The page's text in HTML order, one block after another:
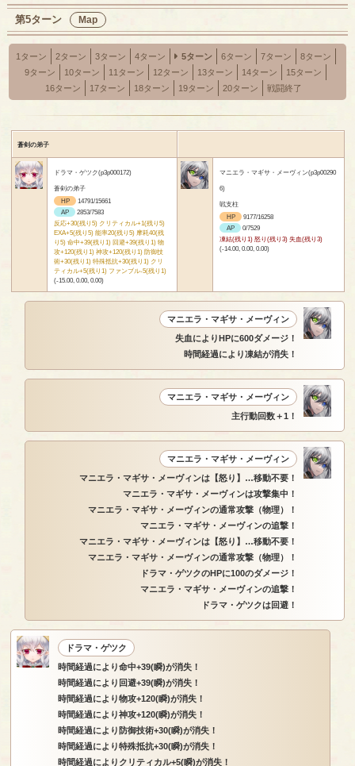
第5ターン Map
1ターン 2ターン 3ターン 4ターン 5ターン 6ターン 7ターン
8ターン
9ターン
10ターン 11ターン 12ターン 13ターン 14ターン
15ターン
16ターン
17ターン 18ターン 19ターン 20ターン 戦闘終了
蒼剣の弟子
ドラマ・ゲツク(p3p000172)
蒼剣の弟子
HP
14791/15661
AP
2853/7583
反応+30(残り5) クリティカル+1(残り5)
EXA+5(残り5) 能率20(残り5) 摩耗40(残
り5) 命中+39(残り1) 回避+39(残り1) 物
攻+120(残り1) 神攻+120(残り1) 防御技
術+30(残り1) 特殊抵抗+30(残り1) クリ
ティカル+5(残り1) ファンブル-5(残り1)
(-15.00, 0.00, 0.00)
マニエラ・マギサ・メーヴィン(p3p00290
6)
戦支柱
HP
9177/16258
AP
0/7529
凍結(残り1) 怒り(残り3) 失血(残り3)
(-14.00, 0.00, 0.00)
マニエラ・マギサ・メーヴィン
失血によりHPに600ダメージ！
時間経過により凍結が消失！
マニエラ・マギサ・メーヴィン
主行動回数＋1！
マニエラ・マギサ・メーヴィン
マニエラ・マギサ・メーヴィンは【怒り】…移動不要！
マニエラ・マギサ・メーヴィンは攻撃集中！
マニエラ・マギサ・メーヴィンの通常攻撃（物理）！
マニエラ・マギサ・メーヴィンの追撃！
マニエラ・マギサ・メーヴィンは【怒り】…移動不要！
マニエラ・マギサ・メーヴィンの通常攻撃（物理）！
ドラマ・ゲツクのHPに100のダメージ！
マニエラ・マギサ・メーヴィンの追撃！
ドラマ・ゲツクは回避！
ドラマ・ゲツク
時間経過により命中+39(瞬)が消失！
時間経過により回避+39(瞬)が消失！
時間経過により物攻+120(瞬)が消失！
時間経過により神攻+120(瞬)が消失！
時間経過により防御技術+30(瞬)が消失！
時間経過により特殊抵抗+30(瞬)が消失！
時間経過によりクリティカル+5(瞬)が消失！